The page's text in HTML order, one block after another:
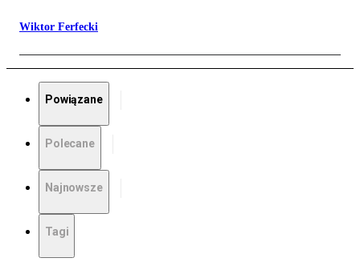
Wiktor Ferfecki
Powiązane
Polecane
Najnowsze
Tagi